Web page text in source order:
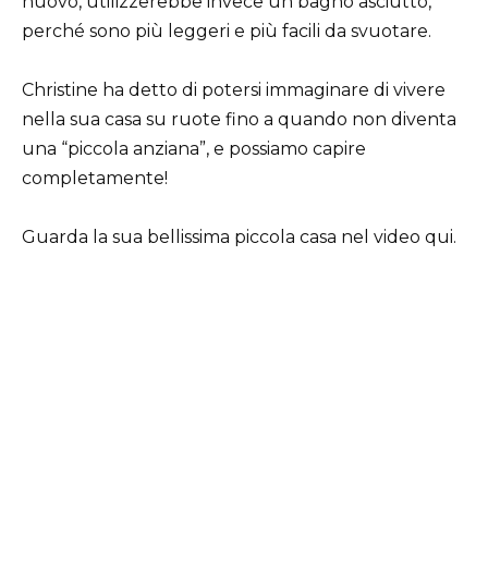
perché sono più leggeri e più facili da svuotare.
Christine ha detto di potersi immaginare di vivere
nella sua casa su ruote fino a quando non diventa
una “piccola anziana”, e possiamo capire
completamente!
Guarda la sua bellissima piccola casa nel video qui.